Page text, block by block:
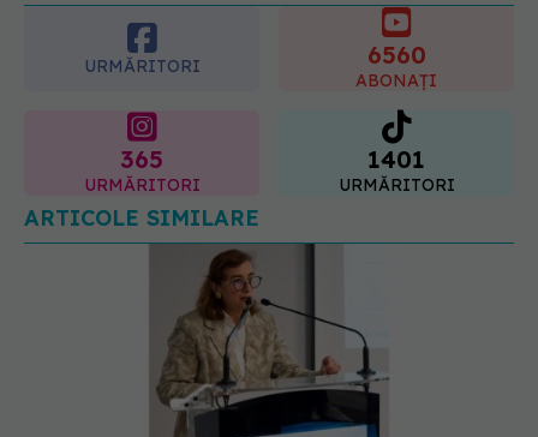
URMĂRITORI 6560
ABONAȚI
365
URMĂRITORI
1401
URMĂRITORI
ARTICOLE SIMILARE